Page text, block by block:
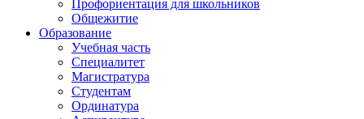
Профориентация для школьников
Общежитие
Образование
Учебная часть
Специалитет
Магистратура
Студентам
Ординатура